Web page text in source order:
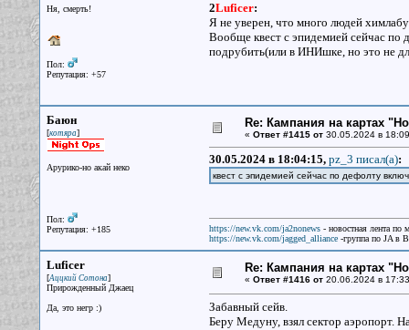
Ня, смерть!
Пол:
Репутация: +57
2Luficer:
Я не уверен, что много людей
Вообще квест с эпидемией сейчас по
подрубить(или в ИНИшке, но это не
Баюн
[котяра]
Арурико-но акай неко
Пол:
Репутация: +185
Re: Кампания на картах
« Ответ #1415 от30.05.2024 в
30.05.2024 в 18:04:15, pz_3 писал(a):
квест с эпидемией сейчас по дефолту
https://new.vk.com/ja2nonews- новостная лента по
https://new.vk.com/jagged_alliance-группа по JA в
Luficer
[Аццкий Сотона]
Прирожденный Джаец
Да, это негр :)
Re: Кампания на картах
« Ответ #1416 от20.06.2024 в
Забавный сейв.
Беру Медуну, взял сектор аэропорт.